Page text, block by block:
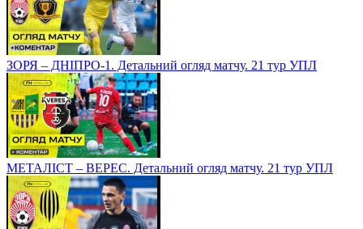
ЗОРЯ – ДНІПРО-1. Детальний огляд матчу. 21 тур УПЛ
МЕТАЛІСТ – ВЕРЕС. Детальний огляд матчу. 21 тур УПЛ